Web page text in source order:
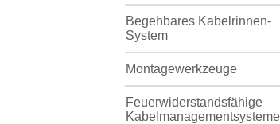
Begehbares Kabelrinnen-
System
Montagewerkzeuge
Feuerwiderstandsfähige
Kabelmanagementsysteme